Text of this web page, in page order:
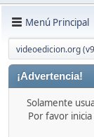
Menú Principal
videoedicion.org
¡Advertencia!
Solamente
Por favor